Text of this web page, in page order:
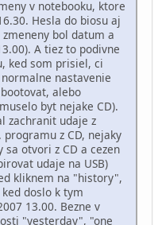
v notebooku, ktore
Hesla do biosu aj
bol datum a
A tiez to podivne
ked som prisiel, ci
nastavenie
alebo
byt nejake CD).
zachranit udaje z
z CD, nejaky
otvori z CD a cezen
udaje na USB)
kliknem na "history",
doslo k tym
13.00. Bezne v
"yesterday", "one